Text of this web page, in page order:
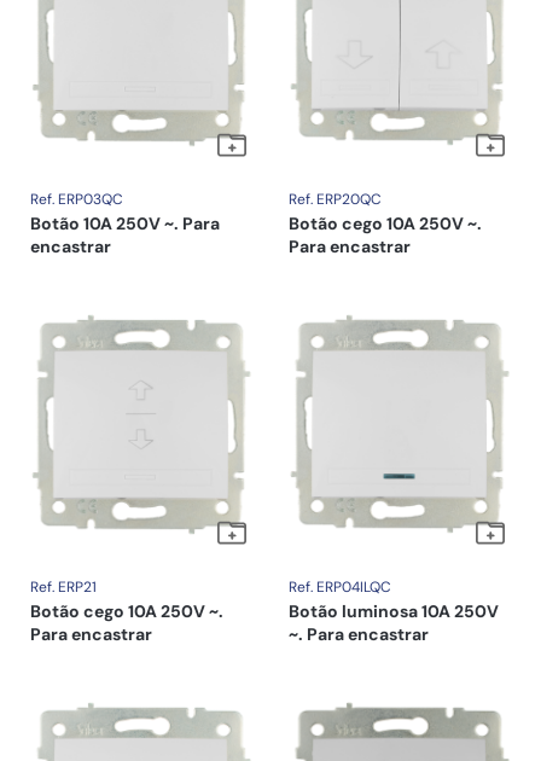
Ref. ERP03QC
Botão 10A 250V ~. Para
encastrar
Ref. ERP20QC
Botão cego 10A 250V ~.
Para encastrar
Ref. ERP21
Botão cego 10A 250V ~.
Para encastrar
Ref. ERP04ILQC
Botão luminosa 10A 250V
~. Para encastrar